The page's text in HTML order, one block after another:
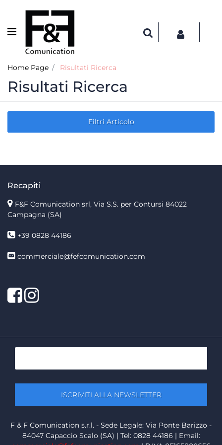
Open menu
Home Page Risultati Ricerca
Risultati Ricerca
Filtri Articolo
Recapiti
F&F Comunication srl, Via S.S. per Contursi 84022
Campagna (SA)
+39 0828 44186
commerciale@fefcomunication.com
Facebook
Twitter
F & F Comunication s.r.l. - Sede Legale: Via Ponte Barizzo -
84047 Capaccio Scalo (SA) | Tel: 0828 44186 | Email: